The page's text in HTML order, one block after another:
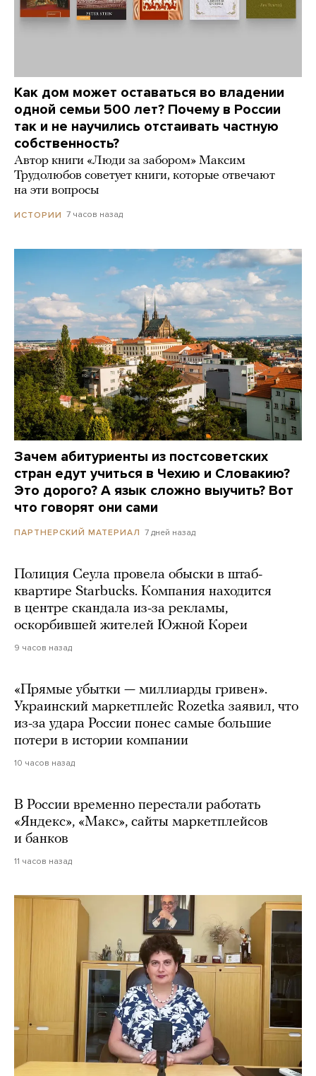
Как дом может оставаться во владении
одной семьи 500 лет? Почему в России
так и не научились отстаивать частную
собственность?
Автор книги «Люди за забором» Максим
Трудолюбов советует книги, которые отвечают
на эти вопросы
ИСТОРИИ 7 часов назад
Зачем абитуриенты из постсоветских
стран едут учиться в Чехию и Словакию?
Это дорого? А язык сложно выучить? Вот
что говорят они сами
ПАРТНЕРСКИЙ МАТЕРИАЛ 7 дней назад
Полиция Сеула провела обыски в штаб-
квартире Starbucks. Компания находится
в центре скандала из-за рекламы,
оскорбившей жителей Южной Кореи
9 часов назад
«Прямые убытки — миллиарды гривен».
Украинский маркетплейс Rozetka заявил, что
из-за удара России понес самые большие
потери в истории компании
10 часов назад
В России временно перестали работать
«Яндекс», «Макс», сайты маркетплейсов
и банков
11 часов назад